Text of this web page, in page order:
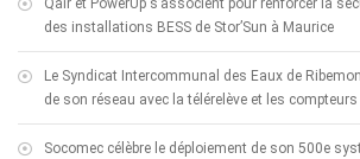
Qair et PowerUp s’associent pour renforcer la
des installations BESS de Stor’Sun à Maurice
Le Syndicat Intercommunal des Eaux de
de son réseau avec la télérelève et les compteurs
Socomec célèbre le déploiement de son 500e